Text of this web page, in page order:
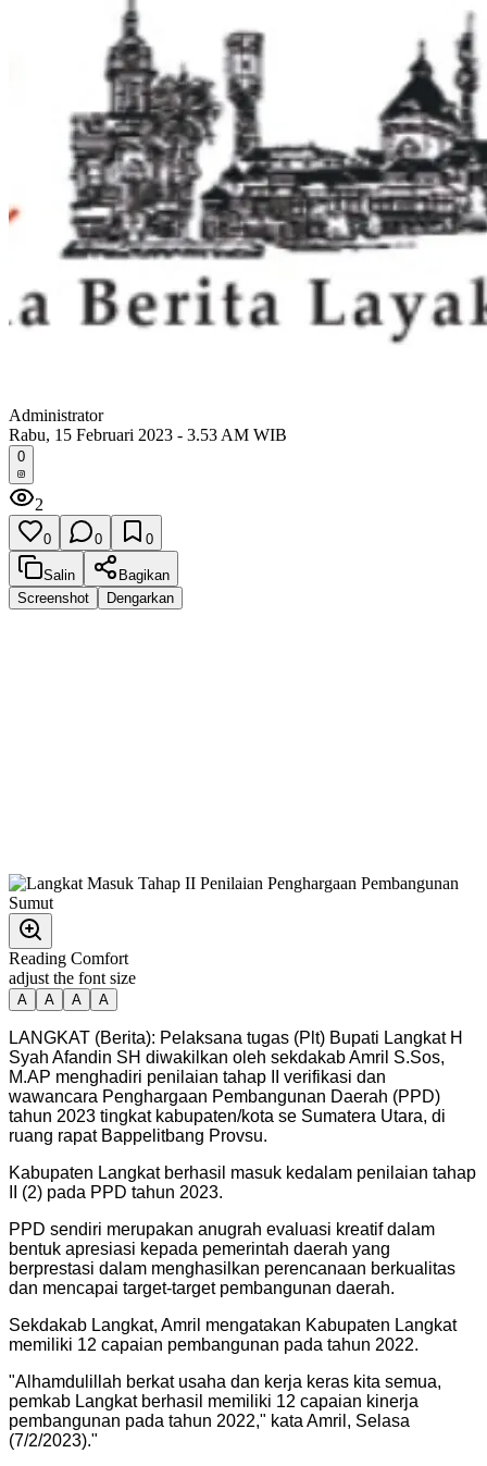
Administrator
Rabu, 15 Februari 2023 - 3.53 AM WIB
0
2
0 0 0
Salin
Bagikan
Screenshot
Dengarkan
Reading Comfort
adjust the font size
A A A A
LANGKAT (Berita): Pelaksana tugas (Plt) Bupati Langkat H
Syah Afandin SH diwakilkan oleh sekdakab Amril S.Sos,
M.AP menghadiri penilaian tahap II verifikasi dan
wawancara Penghargaan Pembangunan Daerah (PPD)
tahun 2023 tingkat kabupaten/kota se Sumatera Utara, di
ruang rapat Bappelitbang Provsu.
Kabupaten Langkat berhasil masuk kedalam penilaian tahap
II (2) pada PPD tahun 2023.
PPD sendiri merupakan anugrah evaluasi kreatif dalam
bentuk apresiasi kepada pemerintah daerah yang
berprestasi dalam menghasilkan perencanaan berkualitas
dan mencapai target-target pembangunan daerah.
Sekdakab Langkat, Amril mengatakan Kabupaten Langkat
memiliki 12 capaian pembangunan pada tahun 2022.
"Alhamdulillah berkat usaha dan kerja keras kita semua,
pemkab Langkat berhasil memiliki 12 capaian kinerja
pembangunan pada tahun 2022," kata Amril, Selasa
(7/2/2023)."